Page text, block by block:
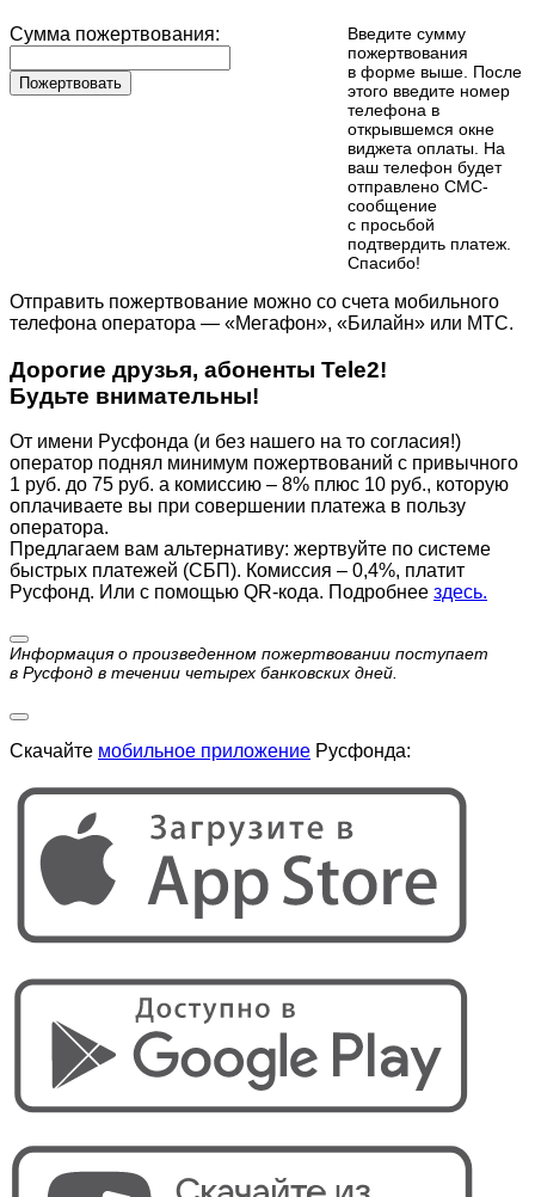
Сумма пожертвования:
Пожертвовать
Введите сумму
пожертвования
в форме выше. После
этого введите номер
телефона в
открывшемся окне
виджета оплаты. На
ваш телефон будет
отправлено СМС-
сообщение
с просьбой
подтвердить платеж.
Cпасибо!
Отправить пожертвование можно со счета мобильного
телефона оператора — «Мегафон», «Билайн» или МТС.
Дорогие друзья, абоненты Tele2!
Будьте внимательны!
От имени Русфонда (и без нашего на то согласия!)
оператор поднял минимум пожертвований с привычного
1 руб. до 75 руб. а комиссию – 8% плюс 10 руб., которую
оплачиваете вы при совершении платежа в пользу
оператора.
Предлагаем вам альтернативу: жертвуйте по cистеме
быстрых платежей (СБП). Комиссия – 0,4%, платит
Русфонд. Или с помощью QR-кода. Подробнее здесь.
Информация о произведенном пожертвовании поступает
в Русфонд в течении четырех банковских дней.
Скачайте мобильное приложение Русфонда: